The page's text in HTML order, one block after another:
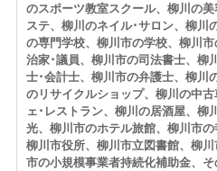
のスポーツ教室スクール、柳川の
ステ、柳川のネイル･サロン、柳川
の専門学校、柳川市の学校、柳川
治家･議員、柳川市の司法書士、柳
士･会計士、柳川市の弁護士、柳川
のリサイクルショップ、柳川の中
ェ･レストラン、柳川の居酒屋、柳
光、柳川市のホテル旅館、柳川市の
柳川市役所、柳川市立図書館、柳
市の小規模事業者持続化補助金、そ